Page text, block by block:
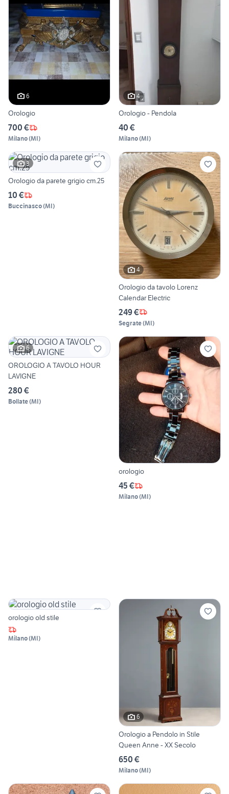
6
Orologio
700 €
Milano(MI)
4
Orologio - Pendola
40 €
Milano(MI)
3
Orologio da parete grigio cm.25
10 €
Buccinasco(MI)
4
Orologio da tavolo Lorenz
Calendar Electric
249 €
Segrate(MI)
6
OROLOGIO A TAVOLO HOUR
LAVIGNE
280 €
Bollate(MI)
orologio
45 €
Milano(MI)
orologio old stile
Milano(MI)
6
Orologio a Pendolo in Stile
Queen Anne - XX Secolo
650 €
Milano(MI)